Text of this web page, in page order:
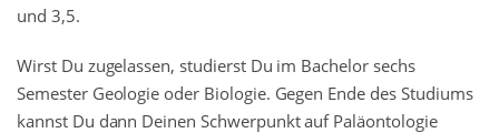
und 3,5.
Wirst Du zugelassen, studierst Du im Bachelor sechs
Semester Geologie oder Biologie. Gegen Ende des Studiums
kannst Du dann Deinen Schwerpunkt auf Paläontologie